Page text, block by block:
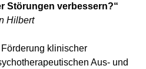
Störungen verbessern?“
Hilbert
klinischer
Aus- und